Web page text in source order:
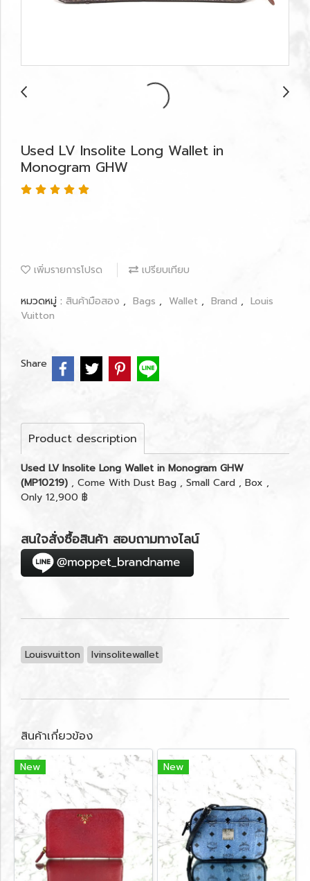
Used LV Insolite Long Wallet in
Monogram GHW
เพิ่มรายการโปรด เปรียบเทียบ
หมวดหมู่ : สินค้ามือสอง , Bags , Wallet , Brand , Louis
Vuitton
Share
Product description
Used LV Insolite Long Wallet in Monogram GHW
(MP10219) , Come With Dust Bag , Small Card , Box ,
Only 12,900 ฿
สนใจสั่งซื้อสินค้า สอบถามทางไลน์
Louisvuitton lvinsolitewallet
สินค้าเกี่ยวข้อง
New New